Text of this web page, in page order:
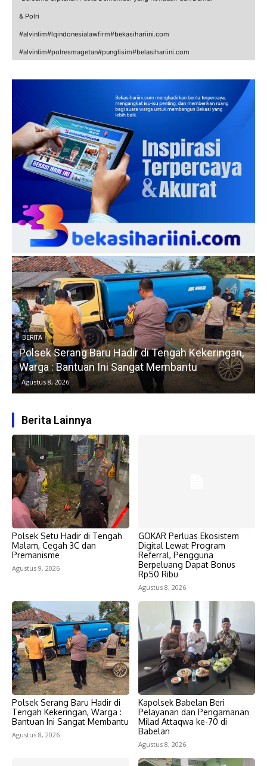
& Polri
#alvinlim#lqindonesialawfirm#bekasihariini.com
#alvinlim#polresmagetan#punglisim#belasihariini.com
BERITA
Polsek Serang Baru Hadir di Tengah Kekeringan,
Warga : Bantuan Ini Sangat Membantu
Agustus 8, 2026
Berita Lainnya
Polsek Setu Hadir di Tengah
Malam, Cegah 3C dan
Premanisme
Agustus 9, 2026
GOKAR Perluas Ekosistem
Digital Lewat Program
Referral, Pengguna
Berpeluang Dapat Bonus
Rp50 Ribu
Agustus 8, 2026
Polsek Serang Baru Hadir di
Tengah Kekeringan, Warga :
Bantuan Ini Sangat Membantu
Agustus 8, 2026
Kapolsek Babelan Beri
Pelayanan dan Pengamanan
Milad Attaqwa ke-70 di
Babelan
Agustus 8, 2026